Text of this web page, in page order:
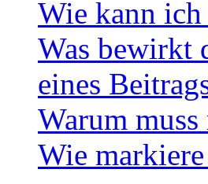
Wie kann
Was bewirkt
eines
Warum
Wie